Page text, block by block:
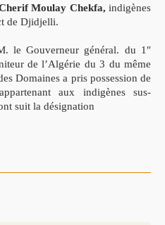
Moulay Chekfa, indigènes
de Djidjelli.
le Gouverneur général. du 1″
de l’Algérie du 3 du même
Domaines a pris possession de
aux indigènes sus-
suit la désignation